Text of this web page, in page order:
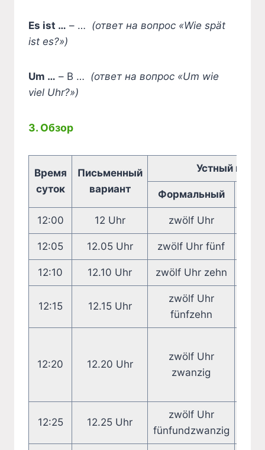
Es ist … – … (ответ на вопрос «Wie spät
ist es?»)
Um … – В … (ответ на вопрос «Um wie
viel Uhr?»)
3. Обзор
Время
суток
Письменный
вариант
Устный
Формальный
12:00 12 Uhr zwölf Uhr
12:05 12.05 Uhr zwölf Uhr fünf
12:10 12.10 Uhr zwölf Uhr zehn
12:15 12.15 Uhr
zwölf Uhr
fünfzehn
12:20 12.20 Uhr
zwölf Uhr
zwanzig
12:25 12.25 Uhr
zwölf Uhr
fünfundzwanzig